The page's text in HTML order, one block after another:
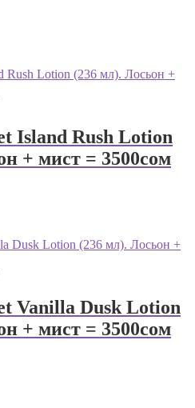
Island Rush Lotion
+ мист = 3500сом
Vanilla Dusk Lotion
+ мист = 3500сом